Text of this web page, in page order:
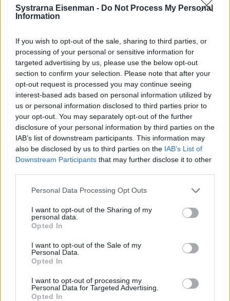
Systrarna Eisenman - Do Not Process My Personal
Information
If you wish to opt-out of the sale, sharing to third parties, or
processing of your personal or sensitive information for
targeted advertising by us, please use the below opt-out
section to confirm your selection. Please note that after your
opt-out request is processed you may continue seeing
interest-based ads based on personal information utilized by
us or personal information disclosed to third parties prior to
your opt-out. You may separately opt-out of the further
disclosure of your personal information by third parties on the
IAB’s list of downstream participants. This information may
also be disclosed by us to third parties on the IAB’s List of
Downstream Participants that may further disclose it to other
Personal Data Processing Opt Outs
I want to opt-out of the Sharing of my
personal data.
Opted In
I want to opt-out of the Sale of my
Personal Data.
Opted In
I want to opt-out of processing my
Personal Data for Targeted Advertising.
Opted In
COMMENTS
Smörstekt karljohan­svamp
på surdegsbröd med
parmesan, karamelliserad
lök och pocherat ägg